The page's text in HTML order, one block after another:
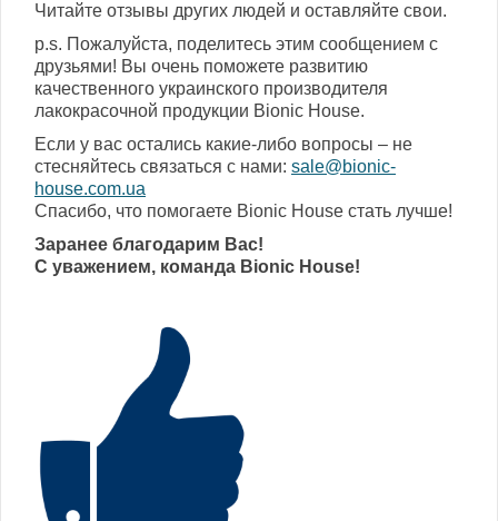
Читайте отзывы других людей и оставляйте свои.
p.s. Пожалуйста, поделитесь этим сообщением с
друзьями! Вы очень поможете развитию
качественного украинского производителя
лакокрасочной продукции Bionic House.
Если у вас остались какие-либо вопросы – не
стесняйтесь связаться с нами: sale@bionic-
house.com.ua
Спасибо, что помогаете Bionic House стать лучше!
Заранее благодарим Вас!
С уважением, команда Bionic House!